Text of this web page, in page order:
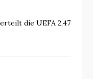
die UEFA 2,47